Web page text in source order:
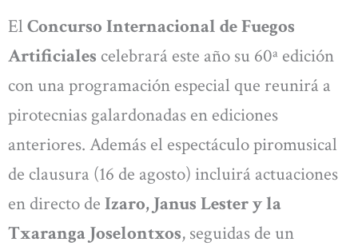
El Concurso Internacional de Fuegos
Artificiales celebrará este año su 60ª edición
con una programación especial que reunirá a
pirotecnias galardonadas en ediciones
anteriores. Además el espectáculo piromusical
de clausura (16 de agosto) incluirá actuaciones
en directo de Izaro, Janus Lester y la
Txaranga Joselontxos, seguidas de un